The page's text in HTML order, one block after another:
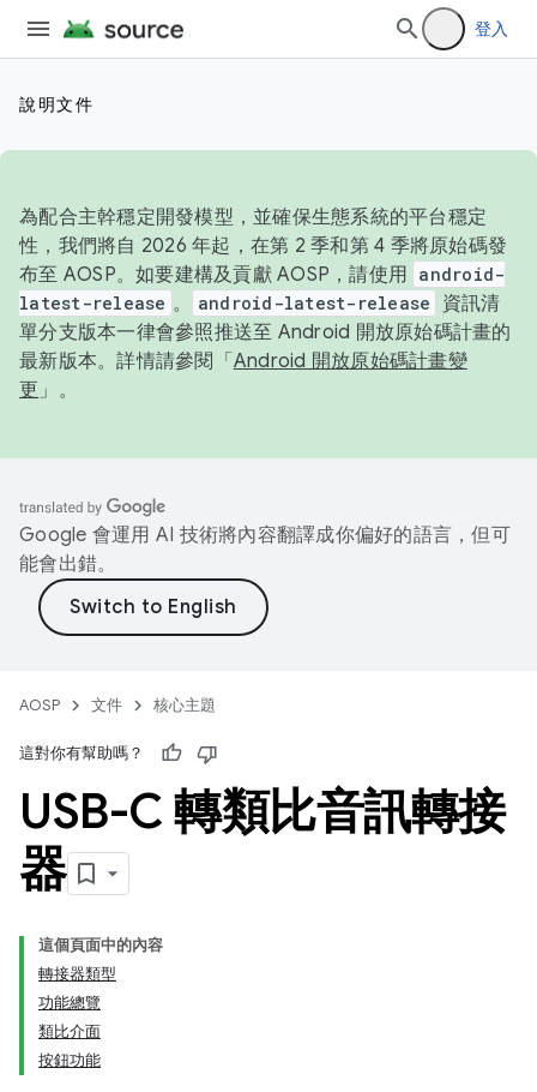
登入
說明文件
為配合主幹穩定開發模型，並確保生態系統的平台穩定
性，我們將自 2026 年起，在第 2 季和第 4 季將原始碼發
布至 AOSP。如要建構及貢獻 AOSP，請使用 android-
latest-release 。 android-latest-release
資訊清
單分支版本一律會參照推送至 Android 開放原始碼計畫的
最新版本。詳情請參閱「 Android 開放原始碼計畫變
更 」。
Google 會運用 AI 技術將內容翻譯成你偏好的語言，但可
能會出錯。
AOSP 文件 核心主題
這對你有幫助嗎？
USB-C 轉類比音訊轉接
器
這個頁面中的內容
轉接器類型
功能總覽
類比介面
按鈕功能